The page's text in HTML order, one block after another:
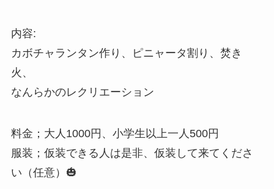
内容:
カボチャランタン作り、ピニャータ割り、焚き
火、
なんらかのレクリエーション
料金；大人1000円、小学生以上一人500円
服装；仮装できる人は是非、仮装して来てくださ
い（任意）🎃